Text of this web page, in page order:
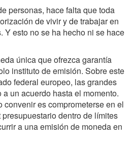
personas, hace falta que toda
de vivir y de trabajar en
Y esto no se ha hecho ni se hace
única que ofrezca garantía
instituto de emisión. Sobre este
federal europeo, las grandes
un acuerdo hasta el momento.
convenir es comprometerse en el
dentro de límites
a una emisión de moneda en